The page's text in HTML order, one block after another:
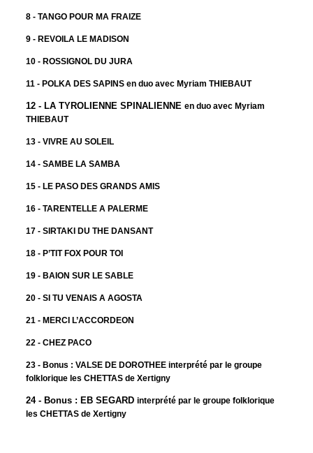
8 - TANGO POUR MA FRAIZE
9 - REVOILA LE MADISON
10 - ROSSIGNOL DU JURA
11 - POLKA DES SAPINS en duo avec Myriam THIEBAUT
12 - LA TYROLIENNE SPINALIENNE en duo avec Myriam
THIEBAUT
13 - VIVRE AU SOLEIL
14 - SAMBE LA SAMBA
15 - LE PASO DES GRANDS AMIS
16 - TARENTELLE A PALERME
17 - SIRTAKI DU THE DANSANT
18 - P’TIT FOX POUR TOI
19 - BAION SUR LE SABLE
20 - SI TU VENAIS A AGOSTA
21 - MERCI L’ACCORDEON
22 - CHEZ PACO
23 - Bonus : VALSE DE DOROTHEE interprété par le groupe
folklorique les CHETTAS de Xertigny
24 - Bonus : EB SEGARD interprété par le groupe folklorique
les CHETTAS de Xertigny